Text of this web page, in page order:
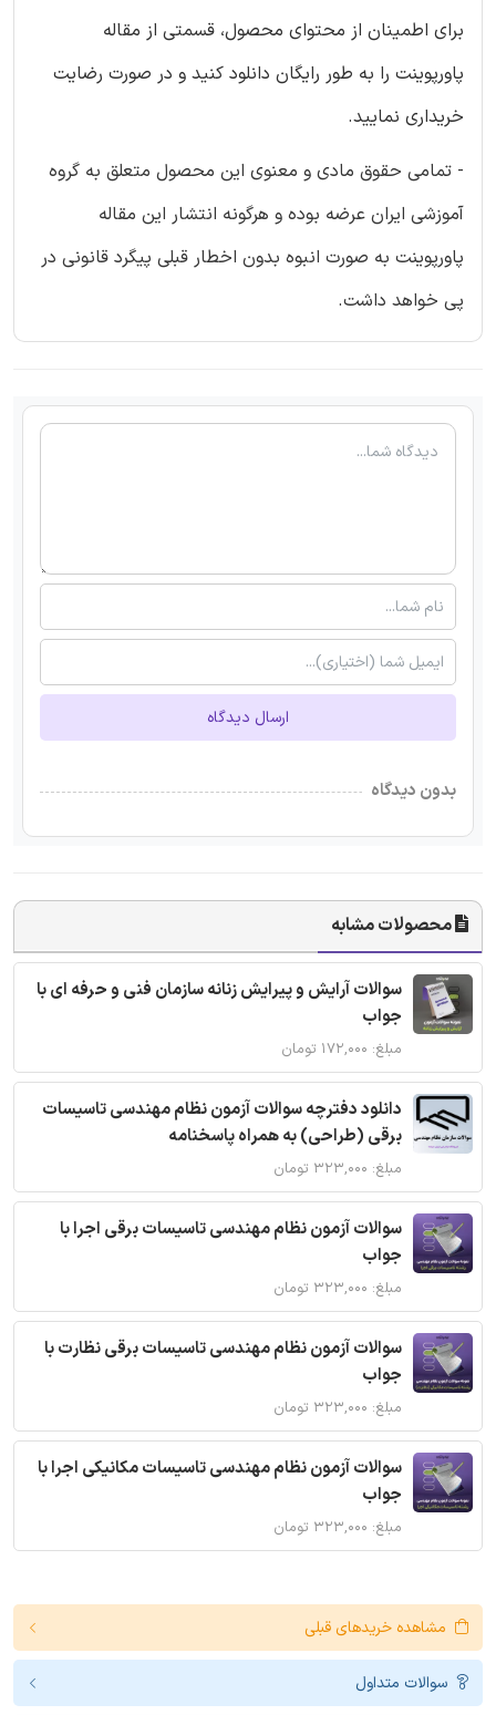
برای اطمینان از محتوای محصول، قسمتی از مقاله
پاورپوینت را به طور رایگان دانلود کنید و در صورت رضایت
خریداری نمایید.
- تمامی حقوق مادی و معنوی این محصول متعلق به گروه
آموزشی ایران عرضه بوده و هرگونه انتشار این مقاله
پاورپوینت به صورت انبوه بدون اخطار قبلی پیگرد قانونی در
پی خواهد داشت.
ارسال دیدگاه
بدون دیدگاه
محصولات مشابه
سوالات آرایش و پیرایش زنانه سازمان فنی و حرفه ای با
جواب
مبلغ: ۱۷۲,۰۰۰ تومان
دانلود دفترچه سوالات آزمون نظام مهندسی تاسیسات
برقی (طراحی) به همراه پاسخنامه
مبلغ: ۳۲۳,۰۰۰ تومان
سوالات آزمون نظام مهندسی تاسیسات برقی اجرا با
جواب
مبلغ: ۳۲۳,۰۰۰ تومان
سوالات آزمون نظام مهندسی تاسیسات برقی نظارت با
جواب
مبلغ: ۳۲۳,۰۰۰ تومان
سوالات آزمون نظام مهندسی تاسیسات مکانیکی اجرا با
جواب
مبلغ: ۳۲۳,۰۰۰ تومان
مشاهده خریدهای قبلی
سوالات متداول